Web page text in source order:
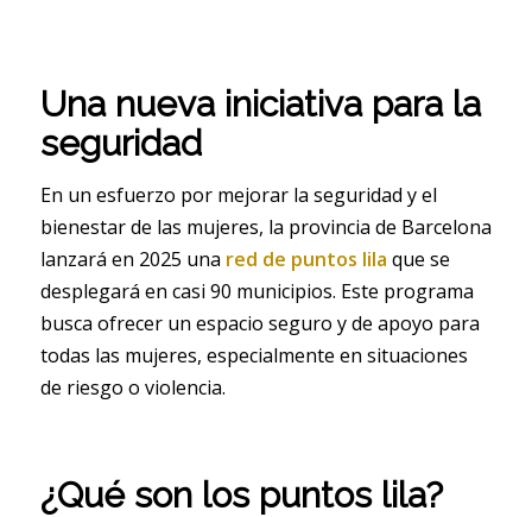
Una nueva iniciativa para la
seguridad
En un esfuerzo por mejorar la seguridad y el
bienestar de las mujeres, la provincia de Barcelona
lanzará en 2025 una red de puntos lila que se
desplegará en casi 90 municipios. Este programa
busca ofrecer un espacio seguro y de apoyo para
todas las mujeres, especialmente en situaciones
de riesgo o violencia.
¿Qué son los puntos lila?